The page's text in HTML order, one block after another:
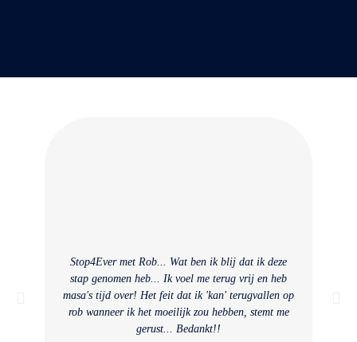
Stop4Ever met Rob... Wat ben ik blij dat ik deze
stap genomen heb... Ik voel me terug vrij en heb
masa's tijd over! Het feit dat ik 'kan' terugvallen op
rob wanneer ik het moeilijk zou hebben, stemt me
gerust... Bedankt!!